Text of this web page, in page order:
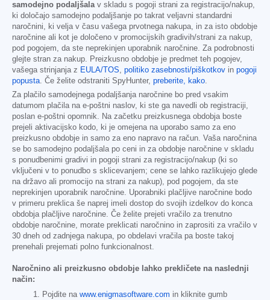
samodejno podaljšalav skladu s pogoji strani za registracijo/nakup,
ki določajo samodejno podaljšanje po takrat veljavni standardni
naročnini, ki velja v času vašega prvotnega nakupa, in za isto obdobje
naročnine ali kot je določeno v promocijskih gradivih/strani za nakup,
pod pogojem, da ste neprekinjen uporabnik naročnine. Za podrobnosti
glejte stran za nakup. Preizkusno obdobje je predmet teh pogojev,
vašega strinjanja z EULA/TOS, politiko zasebnosti/piškotkov in pogoji
popusta. Če želite odstraniti SpyHunter, preberite, kako.
Za plačilo samodejnega podaljšanja naročnine bo pred vsakim
datumom plačila na e-poštni naslov, ki ste ga navedli ob registraciji,
poslan e-poštni opomnik. Na začetku preizkusnega obdobja boste
prejeli aktivacijsko kodo, ki je omejena na uporabo samo za eno
preizkusno obdobje in samo za eno napravo na račun. Vaša naročnina
se bo samodejno podaljšala po ceni in za obdobje naročnine v skladu
s ponudbenimi gradivi in pogoji strani za registracijo/nakup (ki so
vključeni v to ponudbo s sklicevanjem; cene se lahko razlikujejo glede
na državo ali promocijo na strani za nakup), pod pogojem, da ste
neprekinjen uporabnik naročnine. Uporabniki plačljive naročnine bodo
v primeru preklica še naprej imeli dostop do svojih izdelkov do konca
obdobja plačljive naročnine. Če želite prejeti vračilo za trenutno
obdobje naročnine, morate preklicati naročnino in zaprositi za vračilo v
30 dneh od zadnjega nakupa, po obdelavi vračila pa boste takoj
prenehali prejemati polno funkcionalnost.
Naročnino ali preizkusno obdobje lahko prekličete na naslednji
način:
Pojdite na www.enigmasoftware.com in kliknite gumb